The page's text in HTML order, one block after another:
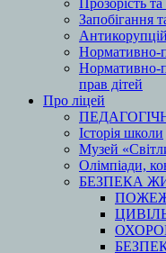
Прозорість та
Запобігання
Нормативно-
Нормативно-
прав дітей
Про ліцей
Історія школи
Музей
Олімпіади,
БЕЗПЕКА